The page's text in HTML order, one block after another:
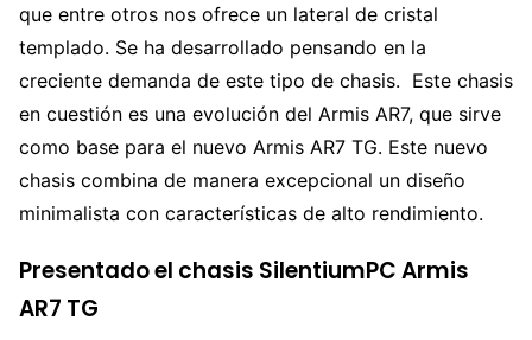
que entre otros nos ofrece un lateral de cristal
templado. Se ha desarrollado pensando en la
creciente demanda de este tipo de chasis. Este chasis
en cuestión es una evolución del Armis AR7, que sirve
como base para el nuevo Armis AR7 TG. Este nuevo
chasis combina de manera excepcional un diseño
minimalista con características de alto rendimiento.
Presentado el chasis SilentiumPC Armis
AR7 TG